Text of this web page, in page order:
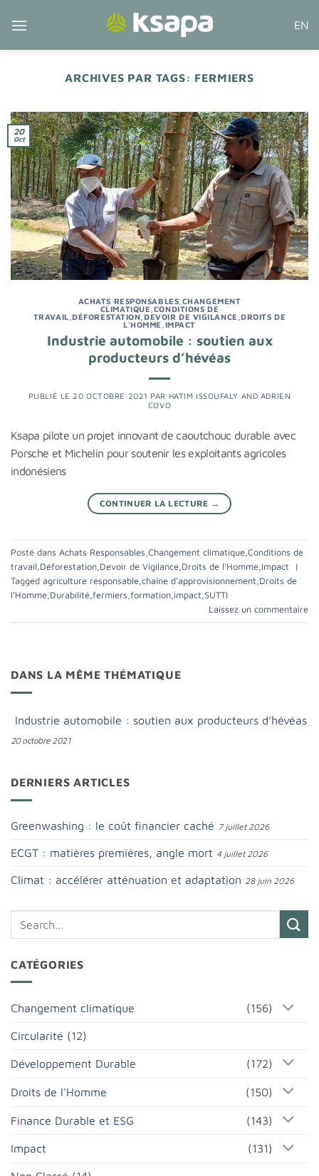
EN
ARCHIVES PAR TAGS: FERMIERS
20
Oct
ACHATS RESPONSABLES CHANGEMENT
CLIMATIQUE CONDITIONS DE
TRAVAIL ,DÉFORESTATION ,DEVOIR DE VIGILANCE ,DROITS DE
L'HOMME IMPACT
Industrie automobile : soutien aux
producteurs d’hévéas
PUBLIÉ LE 20 OCTOBRE 2021 PAR HATIM ISSOUFALY AND ADRIEN
COVO
Ksapa pilote un projet innovant de caoutchouc durable avec
Porsche et Michelin pour soutenir les exploitants agricoles
indonésiens
CONTINUER LA LECTURE →
Posté dans Achats Responsables Changement climatique Conditions de
travail Déforestation Devoir de Vigilance Droits de l'Homme Impact
|
Tagged agriculture responsable chaîne d'approvisionnement Droits de
l’Homme Durabilité fermiers formation impact SUTTI
Laissez un commentaire
DANS LA MÊME THÉMATIQUE
Industrie automobile : soutien aux producteurs d’hévéas
20 octobre 2021
DERNIERS ARTICLES
Greenwashing : le coût financier caché 7 juillet 2026
ECGT : matières premières, angle mort 4 juillet 2026
Climat : accélérer atténuation et adaptation 28 juin 2026
CATÉGORIES
Changement climatique (156)
Circularité (12)
Développement Durable (172)
Droits de l'Homme (150)
Finance Durable et ESG (143)
Impact (131)